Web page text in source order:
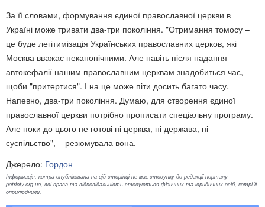
За її словами, формування єдиної православної церкви в
Україні може тривати два-три покоління. "Отримання томосу –
це буде легітимізація Українських православних церков, які
Москва вважає неканонічними. Але навіть після надання
автокефалії нашим православним церквам знадобиться час,
щоби "притертися". І на це може піти досить багато часу.
Напевно, два-три покоління. Думаю, для створення єдиної
православної церкви потрібно прописати спеціальну програму.
Але поки до цього не готові ні церква, ні держава, ні
суспільство", – резюмувала вона.
Джерело: Гордон
Інформація, котра опублікована на цій сторінці не має стосунку до редакції порталу
patrioty.org.ua, всі права та відповідальність стосуються фізичних та юридичних осіб, котрі її
оприлюднили.